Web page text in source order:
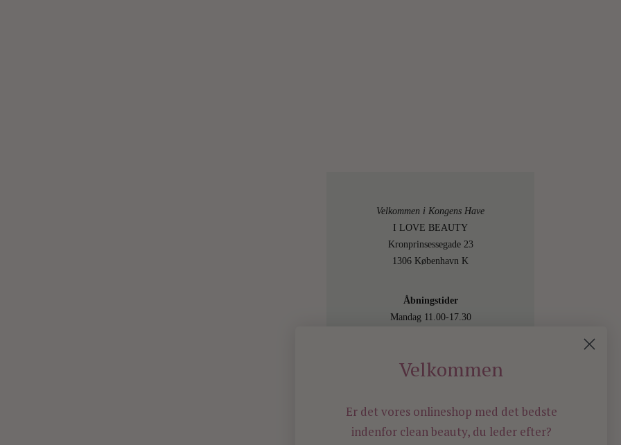
Velkommen i Kongens Have
I LOVE BEAUTY
Kronprinsessegade 23
1306 København K
Åbningstider
Mandag 11.00-17.30
Torsdag 11.00-17.30
Besøg os også online på
shop.ilovebeauty.dk
Velkommen
Er det vores onlineshop med det bedste
indenfor clean beauty, du leder efter?